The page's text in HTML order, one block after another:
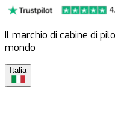
Il marchio di cabine di
mondo
Italia